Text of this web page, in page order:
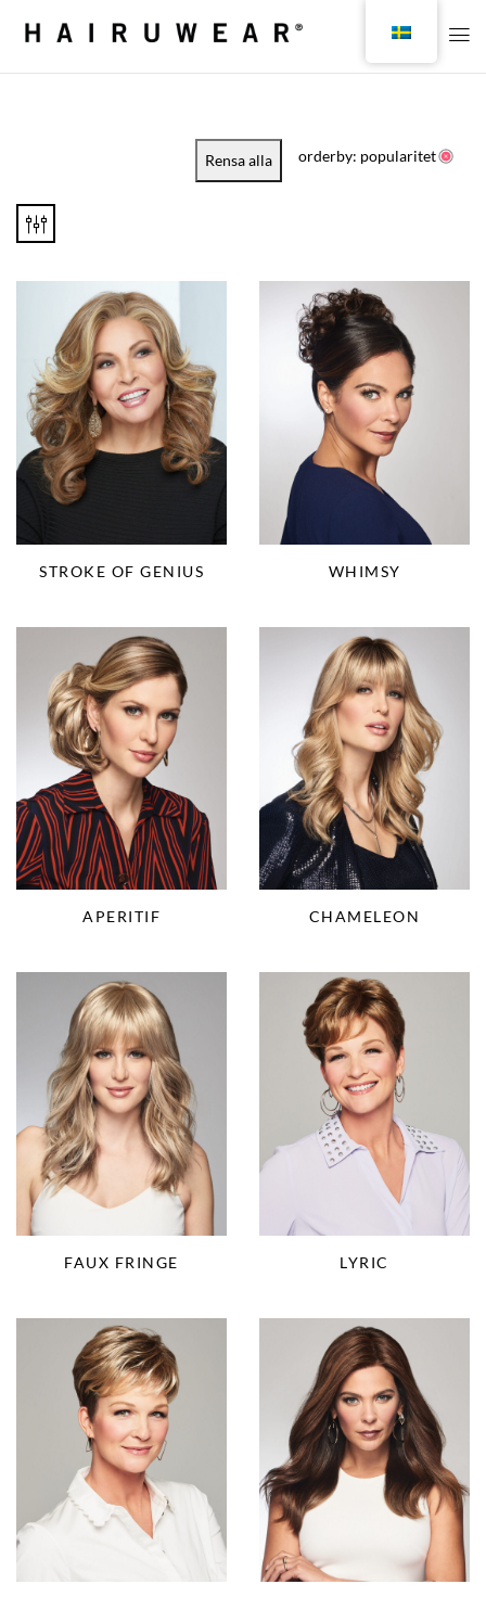
Rensa alla orderby: popularitet
STROKE OF GENIUS WHIMSY
APERITIF CHAMELEON
FAUX FRINGE LYRIC